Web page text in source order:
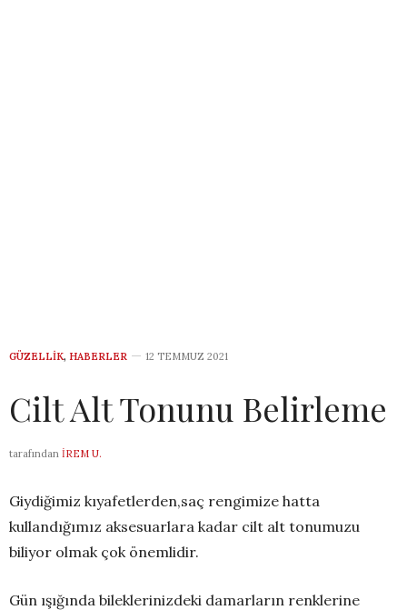
GÜZELLIK, HABERLER 12 TEMMUZ 2021
Cilt Alt Tonunu Belirleme
tarafından İREM U.
Giydiğimiz kıyafetlerden,saç rengimize hatta
kullandığımız aksesuarlara kadar cilt alt tonumuzu
biliyor olmak çok önemlidir.
Gün ışığında bileklerinizdeki damarların renklerine